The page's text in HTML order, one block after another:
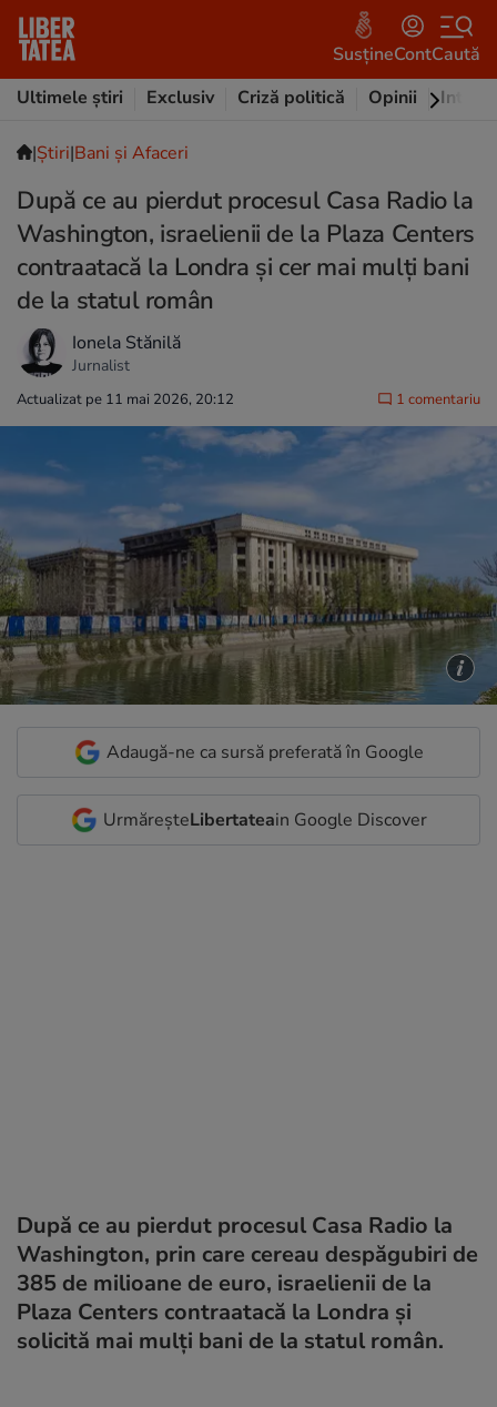
SusțineContCaută
Ultimele știri
Exclusiv Criză politică Opinii
|Ştiri|Bani și Afaceri
După ce au pierdut procesul Casa Radio la
Washington, israelienii de la Plaza Centers
contraatacă la Londra și cer mai mulți bani
de la statul român
Ionela Stănilă
Jurnalist
Actualizat pe 11 mai 2026, 20:12 1 comentariu
Adaugă-ne ca sursă preferată în Google
UrmăreșteLibertateain Google Discover
După ce au pierdut procesul Casa Radio la
Washington, prin care cereau despăgubiri de
385 de milioane de euro, israelienii de la
Plaza Centers contraatacă la Londra și
solicită mai mulți bani de la statul român.